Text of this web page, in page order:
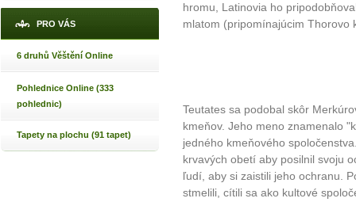
PRO VÁS
6 druhů Věštění Online
Pohlednice Online (333
pohlednic)
Tapety na plochu (91 tapet)
hromu, Latinovia ho
mlatom (pripomínajúcim Thorovo
Teutates sa podobal skôr
kmeňov. Jeho meno znamenalo
jedného kmeňového
krvavých obetí aby posilnil svoju
ľudí, aby si zaistili jeho ochranu.
stmelili, cítili sa ako kultové